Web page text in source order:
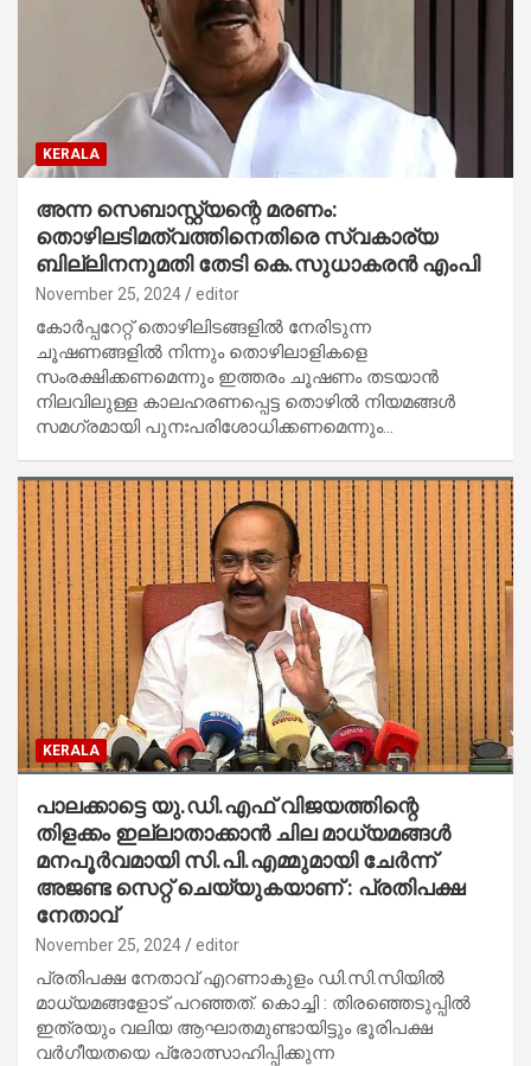
KERALA
അന്ന സെബാസ്റ്റ്യന്റെ മരണം:
തൊഴിലടിമത്വത്തിനെതിരെ സ്വകാര്യ
ബില്ലിനനുമതി തേടി കെ.സുധാകരന്‍ എംപി
November 25, 2024 editor
കോർപ്പറേറ്റ് തൊഴിലിടങ്ങളില്‍ നേരിടുന്ന
ചൂഷണങ്ങളില്‍ നിന്നും തൊഴിലാളികളെ
സംരക്ഷിക്കണമെന്നും ഇത്തരം ചൂഷണം തടയാന്‍
നിലവിലുള്ള കാലഹരണപ്പെട്ട തൊഴില്‍ നിയമങ്ങള്‍
സമഗ്രമായി പുനഃപരിശോധിക്കണമെന്നും…
KERALA
പാലക്കാട്ടെ യു.ഡി.എഫ് വിജയത്തിന്റെ
തിളക്കം ഇല്ലാതാക്കാന്‍ ചില മാധ്യമങ്ങള്‍
മനപൂര്‍വമായി സി.പി.എമ്മുമായി ചേര്‍ന്ന്
അജണ്ട സെറ്റ് ചെയ്യുകയാണ് : പ്രതിപക്ഷ
നേതാവ്
November 25, 2024 editor
പ്രതിപക്ഷ നേതാവ് എറണാകുളം ഡി.സി.സിയില്‍
മാധ്യമങ്ങളോട് പറഞ്ഞത്. കൊച്ചി : തിരഞ്ഞെടുപ്പില്‍
ഇത്രയും വലിയ ആഘാതമുണ്ടായിട്ടും ഭൂരിപക്ഷ
വര്‍ഗീയതയെ പ്രോത്സാഹിപ്പിക്കുന്ന